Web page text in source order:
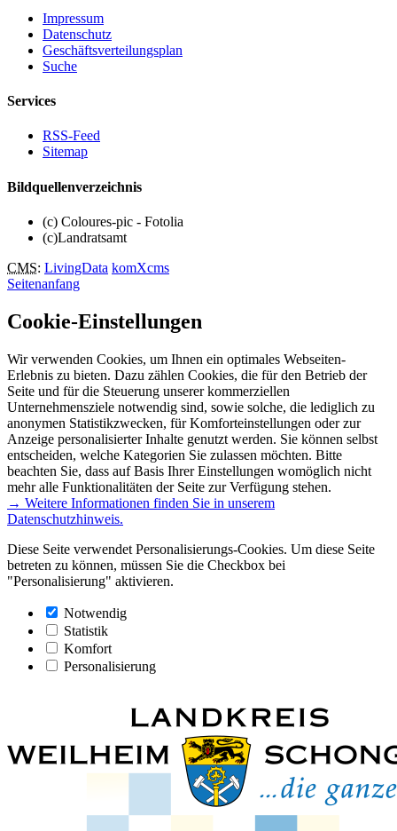
Impressum
Datenschutz
Geschäftsverteilungsplan
Suche
Services
RSS-Feed
Sitemap
Bildquellenverzeichnis
(c) Coloures-pic - Fotolia
(c)Landratsamt
CMS: LivingData komXcms
Seitenanfang
Cookie-Einstellungen
Wir verwenden Cookies, um Ihnen ein optimales Webseiten-
Erlebnis zu bieten. Dazu zählen Cookies, die für den Betrieb der
Seite und für die Steuerung unserer kommerziellen
Unternehmensziele notwendig sind, sowie solche, die lediglich zu
anonymen Statistikzwecken, für Komforteinstellungen oder zur
Anzeige personalisierter Inhalte genutzt werden. Sie können selbst
entscheiden, welche Kategorien Sie zulassen möchten. Bitte
beachten Sie, dass auf Basis Ihrer Einstellungen womöglich nicht
mehr alle Funktionalitäten der Seite zur Verfügung stehen.
→ Weitere Informationen finden Sie in unserem
Datenschutzhinweis.
Diese Seite verwendet Personalisierungs-Cookies. Um diese Seite
betreten zu können, müssen Sie die Checkbox bei
"Personalisierung" aktivieren.
Notwendig
Statistik
Komfort
Personalisierung